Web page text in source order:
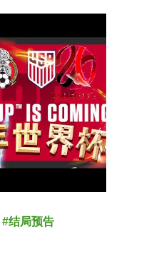
#结局预告